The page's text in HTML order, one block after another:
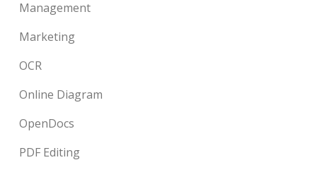
Management
Marketing
OCR
Online Diagram
OpenDocs
PDF Editing